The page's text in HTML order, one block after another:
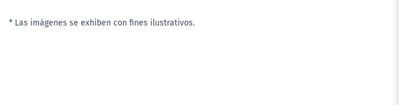
* Las imágenes se exhiben con fines ilustrativos.